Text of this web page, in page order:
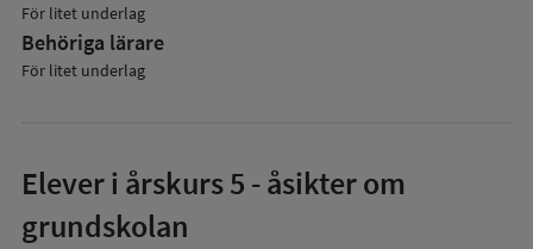
För litet underlag
Behöriga lärare
För litet underlag
Elever i årskurs 5 - åsikter om
grundskolan